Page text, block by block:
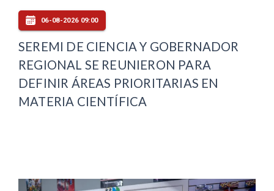
06-08-2026 09:00
SEREMI DE CIENCIA Y GOBERNADOR
REGIONAL SE REUNIERON PARA
DEFINIR ÁREAS PRIORITARIAS EN
MATERIA CIENTÍFICA